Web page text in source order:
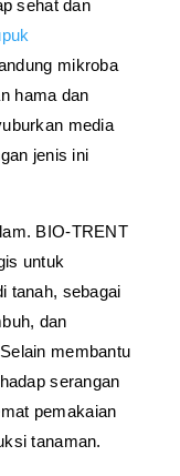
sehat dan
mikroba
hama dan
media
jenis ini
BIO-TRENT
untuk
tanah, sebagai
dan
membantu
serangan
pemakaian
tanaman.